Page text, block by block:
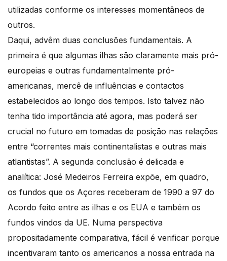
utilizadas conforme os interesses momentâneos de
outros.
Daqui, advêm duas conclusões fundamentais. A
primeira é que algumas ilhas são claramente mais pró-
europeias e outras fundamentalmente pró-
americanas, mercê de influências e contactos
estabelecidos ao longo dos tempos. Isto talvez não
tenha tido importância até agora, mas poderá ser
crucial no futuro em tomadas de posição nas relações
entre “correntes mais continentalistas e outras mais
atlantistas”. A segunda conclusão é delicada e
analítica: José Medeiros Ferreira expõe, em quadro,
os fundos que os Açores receberam de 1990 a 97 do
Acordo feito entre as ilhas e os EUA e também os
fundos vindos da UE. Numa perspectiva
propositadamente comparativa, fácil é verificar porque
incentivaram tanto os americanos a nossa entrada na